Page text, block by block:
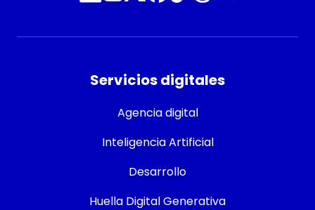
Servicios digitales
Agencia digital
Inteligencia Artificial
Desarrollo
Huella Digital Generativa